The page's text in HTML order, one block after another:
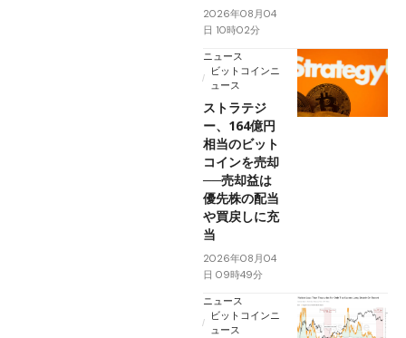
2026年08月04
日 10時02分
ニュース
ビットコインニ
ュース
ストラテジ
ー、164億円
相当のビット
コインを売却
──売却益は
優先株の配当
や買戻しに充
当
2026年08月04
日 09時49分
ニュース
ビットコインニ
ュース